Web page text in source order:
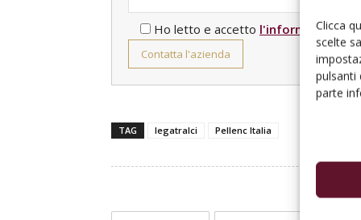
Clicca
scelte
pulsanti
parte
Ho letto e accetto l'informativa
TAG legatralci Pellenc Italia